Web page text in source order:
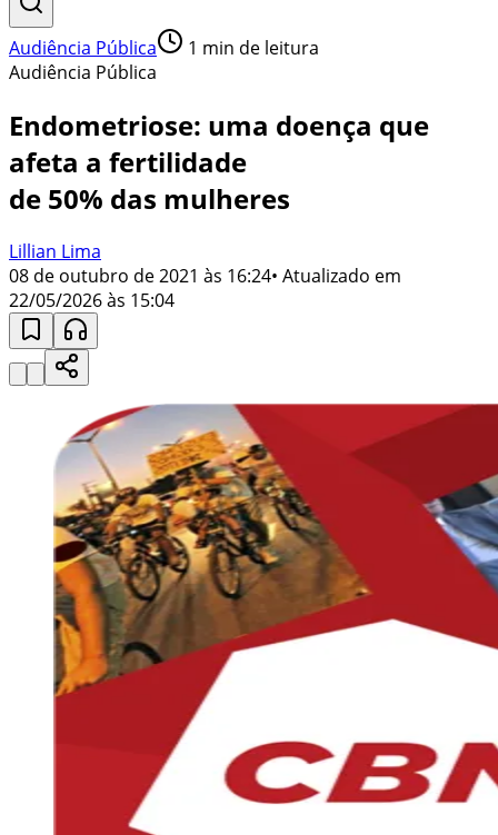
Audiência Pública 1 min de leitura
Audiência Pública
Endometriose: uma doença que
afeta a fertilidade
de 50% das mulheres
Lillian Lima
08 de outubro de 2021 às 16:24• Atualizado em
22/05/2026 às 15:04